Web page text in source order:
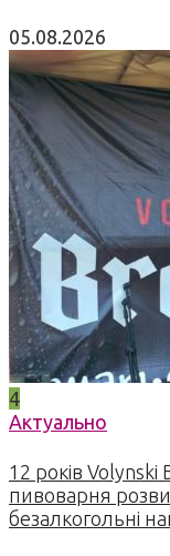
05.08.2026
4
Актуально
12 років Volynski
пивоварня
безалкогольні